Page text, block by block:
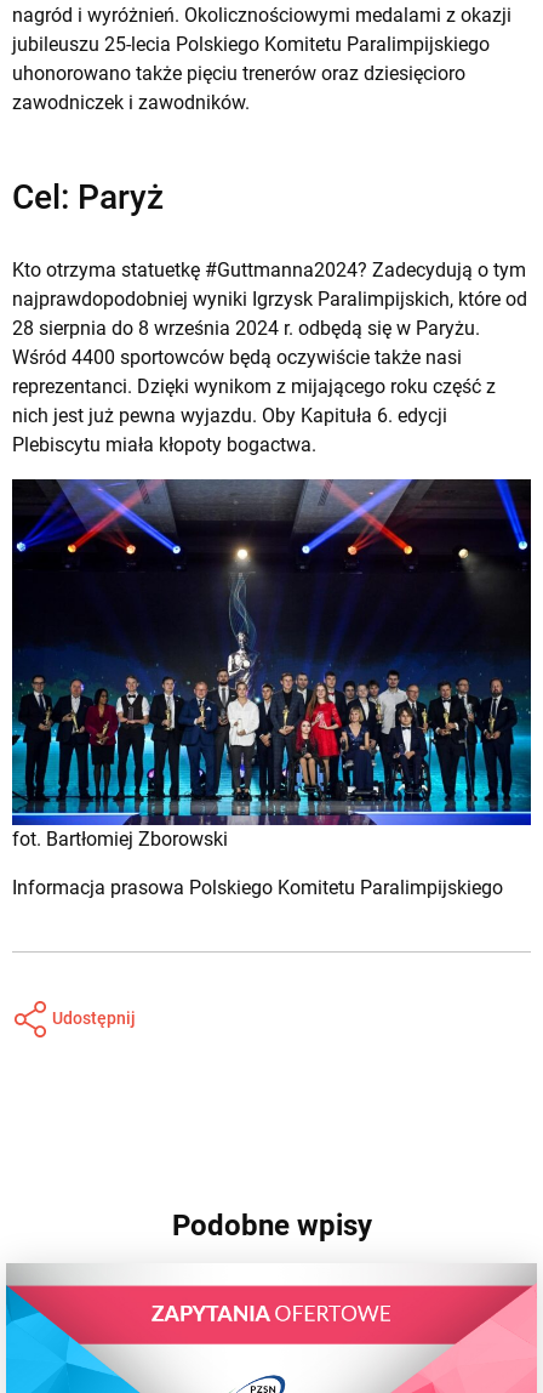
nagród i wyróżnień. Okolicznościowymi medalami z okazji
jubileuszu 25-lecia Polskiego Komitetu Paralimpijskiego
uhonorowano także pięciu trenerów oraz dziesięcioro
zawodniczek i zawodników.
Cel: Paryż
Kto otrzyma statuetkę #Guttmanna2024? Zadecydują o tym
najprawdopodobniej wyniki Igrzysk Paralimpijskich, które od
28 sierpnia do 8 września 2024 r. odbędą się w Paryżu.
Wśród 4400 sportowców będą oczywiście także nasi
reprezentanci. Dzięki wynikom z mijającego roku część z
nich jest już pewna wyjazdu. Oby Kapituła 6. edycji
Plebiscytu miała kłopoty bogactwa.
fot. Bartłomiej Zborowski
Informacja prasowa Polskiego Komitetu Paralimpijskiego
Udostępnij
Podobne wpisy